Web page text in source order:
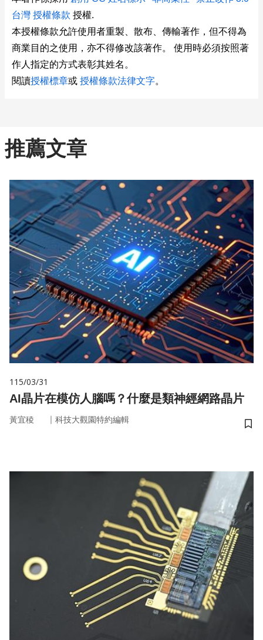
台灣 授權條款 授權.
本授權條款允許使用者重製、散布、傳輸著作，但不得為
商業目的之使用，亦不得修改該著作。 使用時必須按照著
作人指定的方式表彰其姓名。
閱讀授權標章或 授權條款法律文字。
推薦文章
115/03/31
AI晶片在模仿人腦嗎？什麼是類神經網路晶片
黃宜稜 ｜ 科技大觀園特約編輯
儲